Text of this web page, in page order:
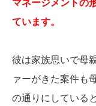
マネージメントの
ています。
彼は家族思いで母
ァーがきた案件も
の通りにしている